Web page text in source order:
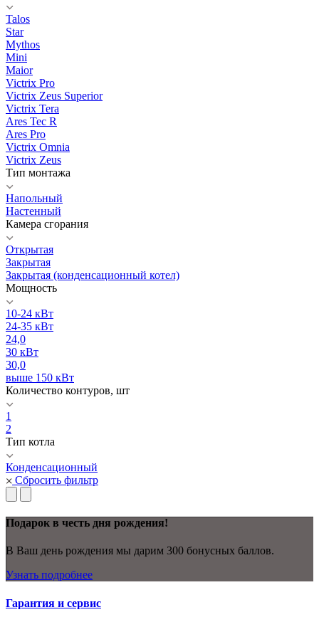
Talos
Star
Mythos
Mini
Maior
Victrix Pro
Victrix Zeus Superior
Victrix Tera
Ares Tec R
Ares Pro
Victrix Omnia
Victrix Zeus
Тип монтажа
Напольный
Настенный
Камера сгорания
Открытая
Закрытая
Закрытая (конденсационный котел)
Мощность
10-24 кВт
24-35 кВт
24,0
30 кВт
30,0
выше 150 кВт
Количество контуров, шт
1
2
Тип котла
Конденсационный
Сбросить фильтр
Подарок в честь дня рождения!
В Ваш день рождения мы дарим 300 бонусных баллов.
Узнать подробнее
Гарантия и сервис